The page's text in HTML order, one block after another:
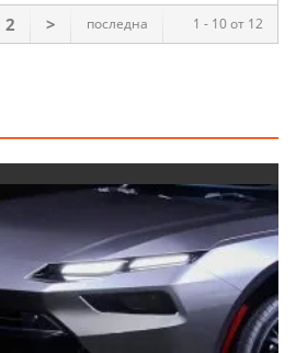
1 - 10 от 12
2 > последна